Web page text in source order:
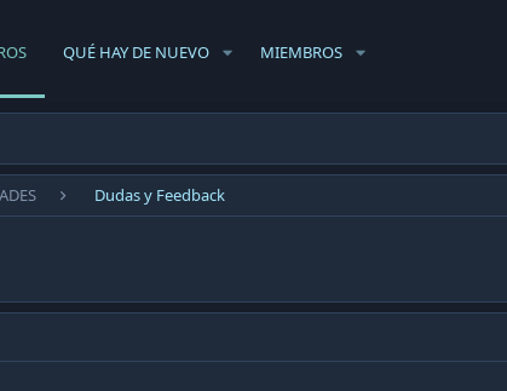
QUÉ HAY DE NUEVO MIEMBROS
Dudas y Feedback